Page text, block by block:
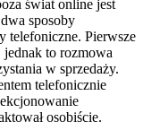
świat online jest
sposoby
telefoniczne. Pierwsze
jednak to rozmowa
w sprzedaży.
telefonicznie
osobiście.